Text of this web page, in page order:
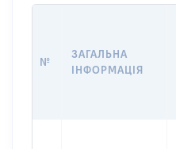
№
ЗАГАЛЬНА
ІНФОРМАЦІЯ